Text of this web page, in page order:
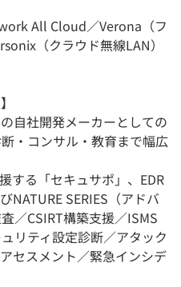
All Cloud／Verona（フ
（クラウド無線LAN）
自社開発メーカーとしての
・コンサル・教育まで幅広
する「セキュサポ」、EDR
SERIES（アドバ
／CSIRT構築支援／ISMS
リティ設定診断／アタック
セスメント／緊急インシデ